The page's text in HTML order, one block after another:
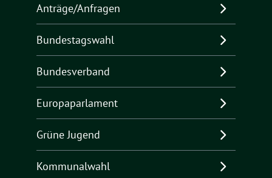
Anträge/Anfragen
Bundestagswahl
Bundesverband
Europaparlament
Grüne Jugend
Kommunalwahl